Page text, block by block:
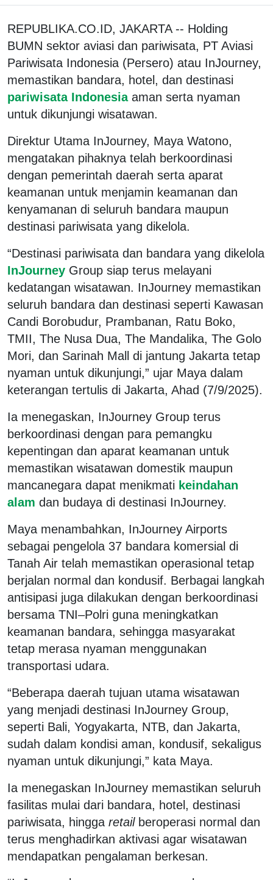
REPUBLIKA.CO.ID, JAKARTA -- Holding
BUMN sektor aviasi dan pariwisata, PT Aviasi
Pariwisata Indonesia (Persero) atau InJourney,
memastikan bandara, hotel, dan destinasi
pariwisata Indonesia aman serta nyaman
untuk dikunjungi wisatawan.
Direktur Utama InJourney, Maya Watono,
mengatakan pihaknya telah berkoordinasi
dengan pemerintah daerah serta aparat
keamanan untuk menjamin keamanan dan
kenyamanan di seluruh bandara maupun
destinasi pariwisata yang dikelola.
“Destinasi pariwisata dan bandara yang dikelola
InJourney Group siap terus melayani
kedatangan wisatawan. InJourney memastikan
seluruh bandara dan destinasi seperti Kawasan
Candi Borobudur, Prambanan, Ratu Boko,
TMII, The Nusa Dua, The Mandalika, The Golo
Mori, dan Sarinah Mall di jantung Jakarta tetap
nyaman untuk dikunjungi,” ujar Maya dalam
keterangan tertulis di Jakarta, Ahad (7/9/2025).
Ia menegaskan, InJourney Group terus
berkoordinasi dengan para pemangku
kepentingan dan aparat keamanan untuk
memastikan wisatawan domestik maupun
mancanegara dapat menikmati keindahan
alam dan budaya di destinasi InJourney.
Maya menambahkan, InJourney Airports
sebagai pengelola 37 bandara komersial di
Tanah Air telah memastikan operasional tetap
berjalan normal dan kondusif. Berbagai langkah
antisipasi juga dilakukan dengan berkoordinasi
bersama TNI–Polri guna meningkatkan
keamanan bandara, sehingga masyarakat
tetap merasa nyaman menggunakan
transportasi udara.
“Beberapa daerah tujuan utama wisatawan
yang menjadi destinasi InJourney Group,
seperti Bali, Yogyakarta, NTB, dan Jakarta,
sudah dalam kondisi aman, kondusif, sekaligus
nyaman untuk dikunjungi,” kata Maya.
Ia menegaskan InJourney memastikan seluruh
fasilitas mulai dari bandara, hotel, destinasi
pariwisata, hingga retailberoperasi normal dan
terus menghadirkan aktivasi agar wisatawan
mendapatkan pengalaman berkesan.